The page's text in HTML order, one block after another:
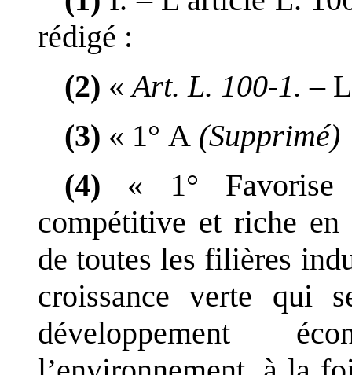
rédigé :
(2) « Art. L. 100‑1. –
(3) « 1° A (Supprimé)
(4) « 1°
compétitive et riche
de toutes les filières
croissance verte qui
développement